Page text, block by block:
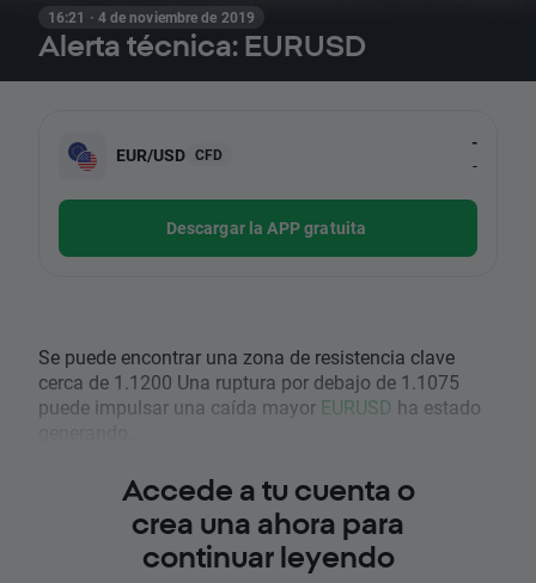
16:21 · 4 de noviembre de 2019
Alerta técnica: EURUSD
EUR/USD CFD
-
-
Descargar la APP gratuita
Se puede encontrar una zona de resistencia clave
cerca de 1.1200 Una ruptura por debajo de 1.1075
puede impulsar una caída mayor EURUSD ha estado
Accede a tu cuenta o
crea una ahora para
continuar leyendo